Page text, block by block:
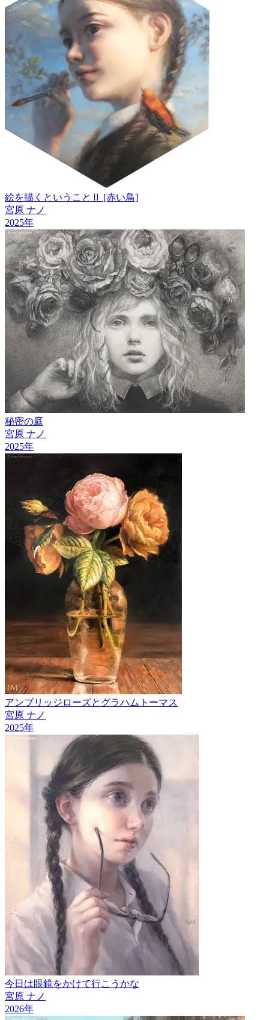
絵を描くということⅡ [赤い鳥]
宮原 ナノ
2025年
秘密の庭
宮原 ナノ
2025年
アンブリッジローズとグラハムトーマス
宮原 ナノ
2025年
今日は眼鏡をかけて行こうかな
宮原 ナノ
2026年